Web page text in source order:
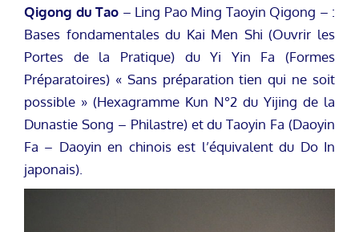
Qigong du Tao – Ling Pao Ming Taoyin Qigong – :
Bases fondamentales du Kai Men Shi (Ouvrir les
Portes de la Pratique) du Yi Yin Fa (Formes
Préparatoires) « Sans préparation tien qui ne soit
possible » (Hexagramme Kun N°2 du Yijing de la
Dunastie Song – Philastre) et du Taoyin Fa (Daoyin
Fa – Daoyin en chinois est l’équivalent du Do In
japonais).